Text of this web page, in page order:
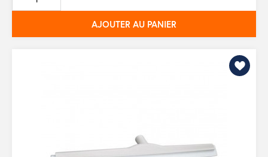
base
AJOUTER AU PANIER